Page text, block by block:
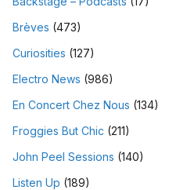
Brèves (473)
Curiosities (127)
Electro News (986)
En Concert Chez Nous (134)
Froggies But Chic (211)
John Peel Sessions (140)
Listen Up (189)